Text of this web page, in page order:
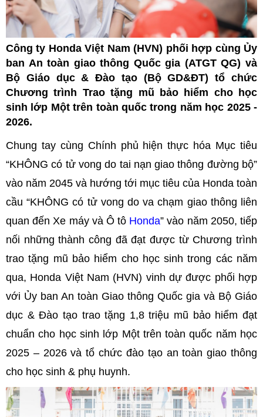
Công ty Honda Việt Nam (HVN) phối hợp cùng Ủy
ban An toàn giao thông Quốc gia (ATGT QG) và
Bộ Giáo dục & Đào tạo (Bộ GD&ĐT) tổ chức
Chương trình Trao tặng mũ bảo hiểm cho học
sinh lớp Một trên toàn quốc trong năm học 2025 -
2026.
Chung tay cùng Chính phủ hiện thực hóa Mục tiêu
“KHÔNG có tử vong do tai nạn giao thông đường bộ”
vào năm 2045 và hướng tới mục tiêu của Honda toàn
cầu “KHÔNG có tử vong do va chạm giao thông liên
quan đến Xe máy và Ô tô Honda” vào năm 2050, tiếp
nối những thành công đã đạt được từ Chương trình
trao tặng mũ bảo hiểm cho học sinh trong các năm
qua, Honda Việt Nam (HVN) vinh dự được phối hợp
với Ủy ban An toàn Giao thông Quốc gia và Bộ Giáo
dục & Đào tạo trao tặng 1,8 triệu mũ bảo hiểm đạt
chuẩn cho học sinh lớp Một trên toàn quốc năm học
2025 – 2026 và tổ chức đào tạo an toàn giao thông
cho học sinh & phụ huynh.